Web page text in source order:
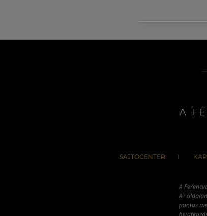
A
SAJTÓCENTER
A
Az
pontos